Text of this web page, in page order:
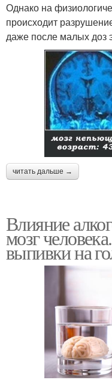
Однако на
происходит
даже после малых доз
читать дальше →
Влияние
мозг
выпивки на